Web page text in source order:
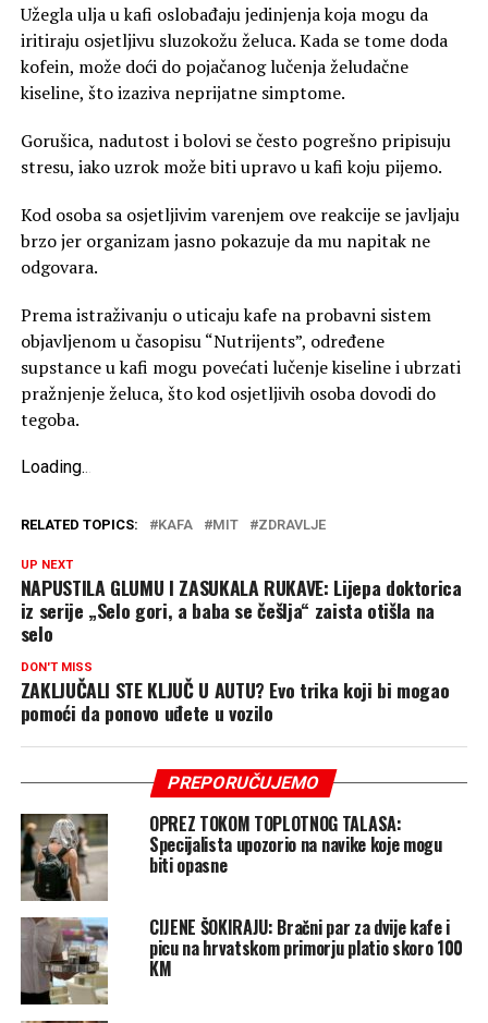
Užegla ulja u kafi oslobađaju jedinjenja koja mogu da
iritiraju osjetljivu sluzokožu želuca. Kada se tome doda
kofein, može doći do pojačanog lučenja želudačne
kiseline, što izaziva neprijatne simptome.
Gorušica, nadutost i bolovi se često pogrešno pripisuju
stresu, iako uzrok može biti upravo u kafi koju pijemo.
Kod osoba sa osjetljivim varenjem ove reakcije se javljaju
brzo jer organizam jasno pokazuje da mu napitak ne
odgovara.
Prema istraživanju o uticaju kafe na probavni sistem
objavljenom u časopisu “Nutrijents”, određene
supstance u kafi mogu povećati lučenje kiseline i ubrzati
pražnjenje želuca, što kod osjetljivih osoba dovodi do
tegoba.
Loading...
RELATED TOPICS: KAFA MIT ZDRAVLJE
UP NEXT
NAPUSTILA GLUMU I ZASUKALA RUKAVE: Lijepa doktorica
iz serije „Selo gori, a baba se češlja“ zaista otišla na
selo
DON'T MISS
ZAKLJUČALI STE KLJUČ U AUTU? Evo trika koji bi mogao
pomoći da ponovo uđete u vozilo
PREPORUČUJEMO
OPREZ TOKOM TOPLOTNOG TALASA:
Specijalista upozorio na navike koje mogu
biti opasne
CIJENE ŠOKIRAJU: Bračni par za dvije kafe i
picu na hrvatskom primorju platio skoro 100
KM